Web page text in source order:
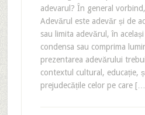
adevarul? În general
Adevărul este adevăr și de
sau limita adevărul, în
condensa sau comprima
prezentarea adevărului
contextul cultural, educație,
prejudecățile celor pe care